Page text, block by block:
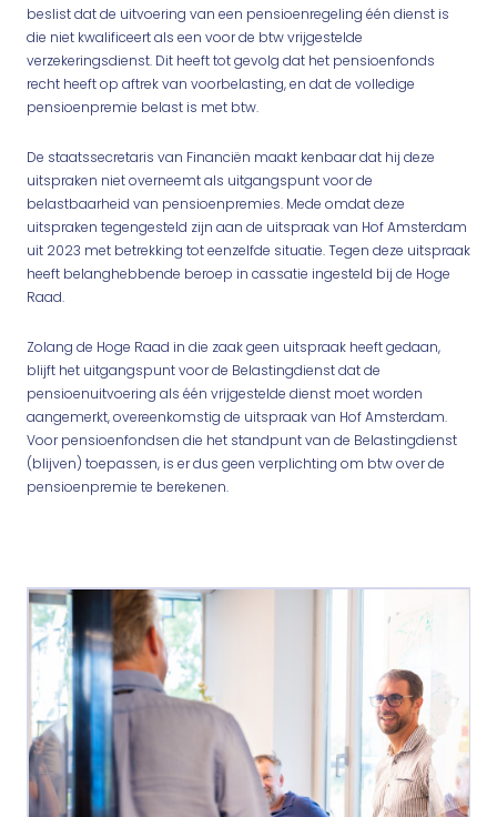
beslist dat de uitvoering van een pensioenregeling één dienst is
die niet kwalificeert als een voor de btw vrijgestelde
verzekeringsdienst. Dit heeft tot gevolg dat het pensioenfonds
recht heeft op aftrek van voorbelasting, en dat de volledige
pensioenpremie belast is met btw.
De staatssecretaris van Financiën maakt kenbaar dat hij deze
uitspraken niet overneemt als uitgangspunt voor de
belastbaarheid van pensioenpremies. Mede omdat deze
uitspraken tegengesteld zijn aan de uitspraak van Hof Amsterdam
uit 2023 met betrekking tot eenzelfde situatie. Tegen deze uitspraak
heeft belanghebbende beroep in cassatie ingesteld bij de Hoge
Raad.
Zolang de Hoge Raad in die zaak geen uitspraak heeft gedaan,
blijft het uitgangspunt voor de Belastingdienst dat de
pensioenuitvoering als één vrijgestelde dienst moet worden
aangemerkt, overeenkomstig de uitspraak van Hof Amsterdam.
Voor pensioenfondsen die het standpunt van de Belastingdienst
(blijven) toepassen, is er dus geen verplichting om btw over de
pensioenpremie te berekenen.